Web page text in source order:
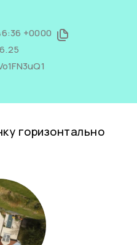
+0000
горизонтально